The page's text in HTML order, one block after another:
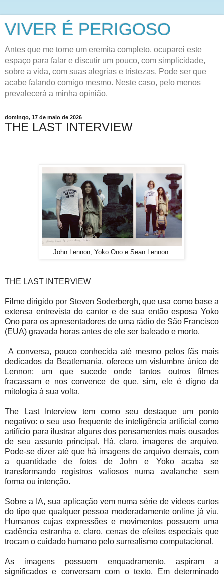
VIVER É PERIGOSO
Antes que me torne um eremita completo, ocuparei este
espaço para falar e discutir um pouco, com simplicidade,
sobre a vida, com suas alegrias e tristezas. Pode ser que
acabe falando comigo mesmo. Neste caso, pelo menos
prevalecerá a minha opinião.
domingo, 17 de maio de 2026
THE LAST INTERVIEW
John Lennon, Yoko Ono e Sean Lennon
THE LAST INTERVIEW
Filme dirigido por Steven Soderbergh, que usa como base a
extensa entrevista do cantor e de sua então esposa Yoko
Ono para os apresentadores de uma rádio de São Francisco
(EUA) gravada horas antes de ele ser baleado e morto.
A conversa, pouco conhecida até mesmo pelos fãs mais
dedicados da Beatlemania, oferece um vislumbre único de
Lennon; um que sucede onde tantos outros filmes
fracassam e nos convence de que, sim, ele é digno da
mitologia à sua volta.
The Last Interview tem como seu destaque um ponto
negativo: o seu uso frequente de inteligência artificial como
artifício para ilustrar alguns dos pensamentos mais ousados
de seu assunto principal. Há, claro, imagens de arquivo.
Pode-se dizer até que há imagens de arquivo demais, com
a quantidade de fotos de John e Yoko acaba se
transformando registros valiosos numa avalanche sem
forma ou intenção.
Sobre a IA, sua aplicação vem numa série de vídeos curtos
do tipo que qualquer pessoa moderadamente online já viu.
Humanos cujas expressões e movimentos possuem uma
cadência estranha e, claro, cenas de efeitos especiais que
trocam o cuidado humano pelo surrealismo computacional.
As imagens possuem enquadramento, aspiram a
significados e conversam com o texto. Em determinado